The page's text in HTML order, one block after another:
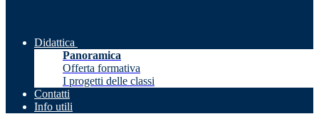
Didattica
Panoramica
Offerta formativa
I progetti delle classi
Contatti
Info utili